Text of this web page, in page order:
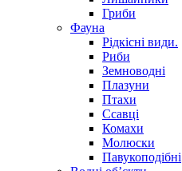
Гриби
Фауна
Рідкісні види.
Риби
Земноводні
Плазуни
Птахи
Ссавці
Комахи
Молюски
Павукоподібні